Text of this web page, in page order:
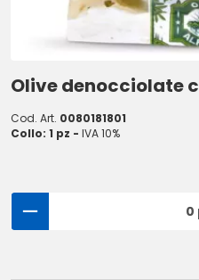
Olive denocciolate
Cod. Art. 0080181801
Collo: 1 pz - IVA 10%
0